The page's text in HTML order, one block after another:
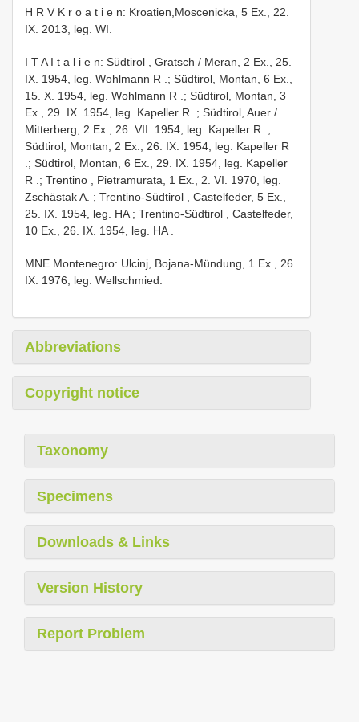
H R V K r o a t i e n: Kroatien,Moscenicka, 5 Ex., 22.
IX. 2013, leg. WI.
I T A I t a l i e n: Südtirol , Gratsch / Meran, 2 Ex., 25.
IX. 1954, leg. Wohlmann R .; Südtirol, Montan, 6 Ex.,
15. X. 1954, leg. Wohlmann R .; Südtirol, Montan, 3
Ex., 29. IX. 1954, leg. Kapeller R .; Südtirol, Auer /
Mitterberg, 2 Ex., 26. VII. 1954, leg. Kapeller R .;
Südtirol, Montan, 2 Ex., 26. IX. 1954, leg. Kapeller R
.; Südtirol, Montan, 6 Ex., 29. IX. 1954, leg. Kapeller
R .; Trentino , Pietramurata, 1 Ex., 2. VI. 1970, leg.
Zschästak A. ; Trentino-Südtirol , Castelfeder, 5 Ex.,
25. IX. 1954, leg. HA; Trentino-Südtirol , Castelfeder,
10 Ex., 26. IX. 1954, leg. HA.
MNE Montenegro: Ulcinj, Bojana-Mündung, 1 Ex., 26.
IX. 1976, leg. Wellschmied.
Abbreviations
Copyright notice
Taxonomy
Specimens
Downloads & Links
Version History
Report Problem